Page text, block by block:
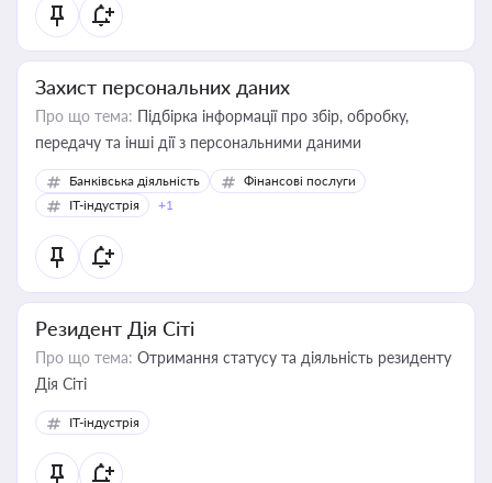
Захист персональних даних
Про що тема: Підбірка інформації про збір, обробку,
передачу та інші дії з персональними даними
Банківська діяльність
Фінансові послуги
IT-індустрія
+1
Резидент Дія Сіті
Про що тема: Отримання статусу та діяльність резиденту
Дія Сіті
IT-індустрія